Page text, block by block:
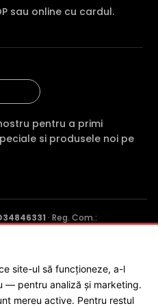
din spate) cu care este
video EZVIZ EB3SP4G,
un fundal foarte luminos,
foarte intunecate, sa fie
sau online cu cardul.
pentru a primi
si produsele noi pe
· Reg. Com.:
ONLINE SRL
site-ul să funcționeze, a-l
pentru analiză și marketing.
mereu active. Pentru restul